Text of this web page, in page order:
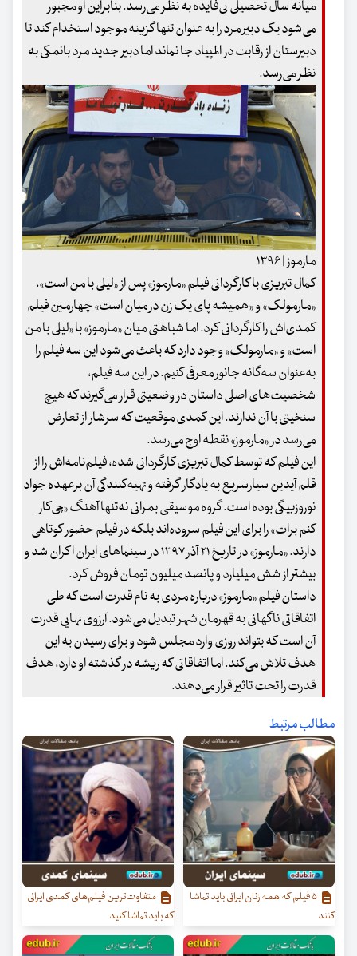
میانه سال تحصیلی بی‌فایده به نظر می‌رسد. بنابراین او مجبور
می‌شود یک دبیر مرد را به عنوان تنها گزینه موجود استخدام کند تا
دبیرستان از رقابت در المپیاد جا نماند اما دبیر جدید مرد بانمکی به
نظر می‌رسد.
مارموز | ۱۳۹۶
کمال تبریزی با کارگردانی فیلم «مارموز» پس از «لیلی با من است»،
«مارمولک» و «همیشه پای یک زن در میان است» چهارمین فیلم
کمدی‌اش را کارگردانی کرد. اما شباهتی میان «مارموز» با «لیلی با من
است» و «مارمولک» وجود دارد که باعث می‌شود این سه فیلم را
به‌عنوان سه‌گانه جانور معرفی کنیم. در این سه فیلم،
شخصیت‌های اصلی داستان در وضعیتی قرار می‌گیرند که هیچ
سنخیتی با آن ندارند. این کمدی موقعیت که سرشار از تعارض
می‌رسد در «مارموز» نقطه اوج می‌رسد.
این فیلم که توسط کمال تبریزی کارگردانی شده، فیلم‌نامه‌اش را از
قلم آیدین سیارسریع به یادگار گرفته و تهیه‌کنندگی آن برعهده جواد
نوروزبیگی بوده است. گروه موسیقی بمرانی نه‌تنها آهنگ «چی‌کار
کنم برات» را برای این فیلم سروده‌اند بلکه در فیلم حضور کوتاهی
دارند. «مارموز» در تاریخ ۲۱ آذر ۱۳۹۷ در سینماهای ایران اکران شد و
بیشتر از شش میلیارد و پانصد میلیون تومان فروش کرد.
داستان فیلم «مارموز» درباره مردی به نام قدرت است که طی
اتفاقاتی ناگهانی به قهرمان شهر تبدیل می‌شود. آرزوی نهایی قدرت
آن است که بتواند روزی وارد مجلس شود و برای رسیدن به این
هدف تلاش می‌کند. اما اتفاقاتی که ریشه در گذشته او دارد، هدف
قدرت را تحت تاثیر قرار می‌دهند.
مطالب مرتبط
۵ فیلم که همه زنان ایرانی باید تماشا
کنند
متفاوت‌ترین فیلم‌های کمدی ایرانی
که باید تماشا کنید